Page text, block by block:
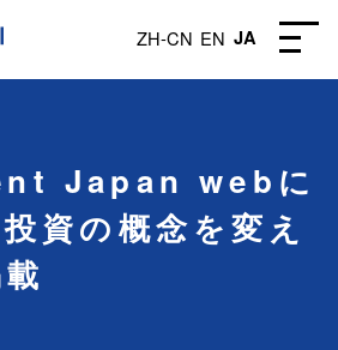
ZH-CN EN JA
Japan webに
資の概念を変え